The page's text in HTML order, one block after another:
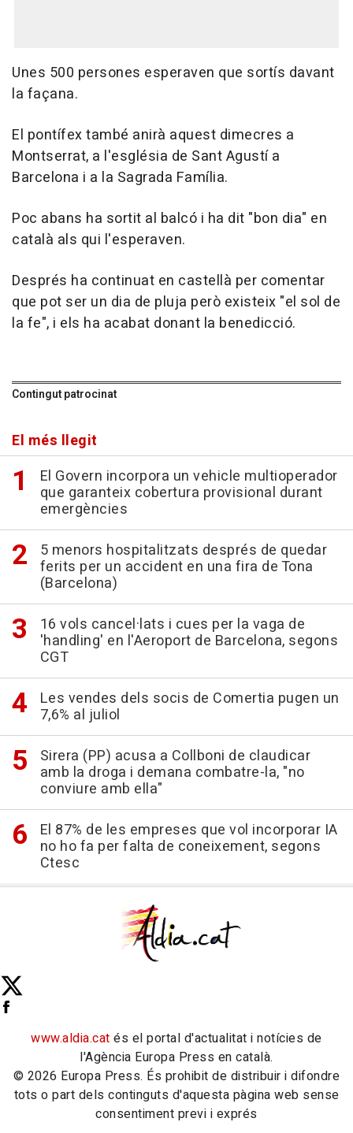
Unes 500 persones esperaven que sortís davant
la façana.
El pontífex també anirà aquest dimecres a
Montserrat, a l'església de Sant Agustí a
Barcelona i a la Sagrada Família.
Poc abans ha sortit al balcó i ha dit "bon dia" en
català als qui l'esperaven.
Després ha continuat en castellà per comentar
que pot ser un dia de pluja però existeix "el sol de
la fe", i els ha acabat donant la benedicció.
Contingut patrocinat
El més llegit
El Govern incorpora un vehicle multioperador
que garanteix cobertura provisional durant
emergències
5 menors hospitalitzats després de quedar
ferits per un accident en una fira de Tona
(Barcelona)
16 vols cancel·lats i cues per la vaga de
'handling' en l'Aeroport de Barcelona, segons
CGT
Les vendes dels socis de Comertia pugen un
7,6% al juliol
Sirera (PP) acusa a Collboni de claudicar
amb la droga i demana combatre-la, "no
conviure amb ella"
El 87% de les empreses que vol incorporar IA
no ho fa per falta de coneixement, segons
Ctesc
www.aldia.cat és el portal d'actualitat i notícies de
l'Agència Europa Press en català.
© 2026 Europa Press. És prohibit de distribuir i difondre
tots o part dels continguts d'aquesta pàgina web sense
consentiment previ i exprés